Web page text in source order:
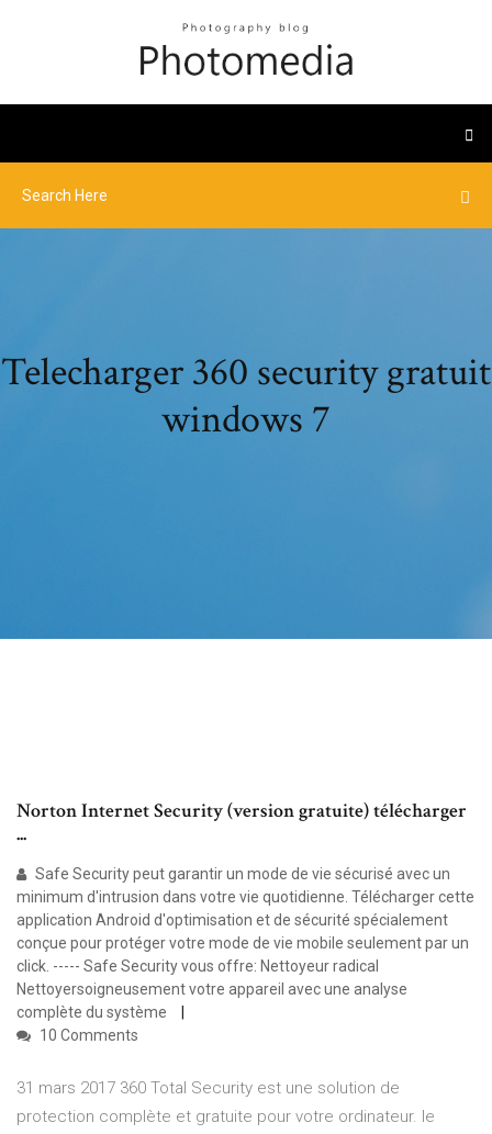
Telecharger 360 security gratuit
windows 7
Norton Internet Security (version gratuite) télécharger
...
Safe Security peut garantir un mode de vie sécurisé avec un
minimum d'intrusion dans votre vie quotidienne. Télécharger cette
application Android d'optimisation et de sécurité spécialement
conçue pour protéger votre mode de vie mobile seulement par un
click. ----- Safe Security vous offre: Nettoyeur radical
Nettoyersoigneusement votre appareil avec une analyse
complète du système
10 Comments
31 mars 2017 360 Total Security est une solution de
protection complète et gratuite pour votre ordinateur. le